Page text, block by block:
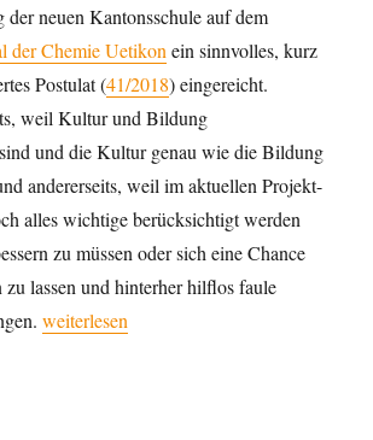
der neuen Kantonsschule auf dem
der Chemie Uetikon ein sinnvolles, kurz
Postulat (41/2018) eingereicht.
weil Kultur und Bildung
und die Kultur genau wie die Bildung
andererseits, weil im aktuellen Projekt-
alles wichtige berücksichtigt werden
zu müssen oder sich eine Chance
zu lassen und hinterher hilflos faule
„Ist der Regierungsrat visionslos
weiterlesen